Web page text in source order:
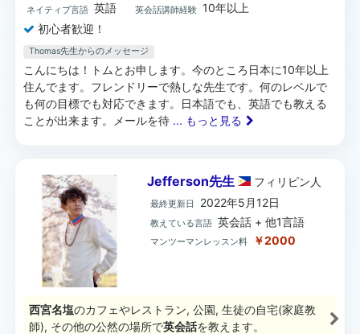
ネイティブ言語 英語 英会話講師経験 10年以上
初心者歓迎！
Thomas先生からのメッセージ
こんにちは！トムとお申します。今のところ日本に10年以上
住んでます。フレンドリーで熱しな先生です。何のレベルで
も何の目標でも対応できます。日本語でも、英語でも教える
ことが出来ます。メールを待 ... もっと見る
Jefferson先生 フィリピン 人
最終更新日 2022年5月12日
教えている言語 英会話 + 他1言語
マンツーマンレッスン料 ￥2000
西宮名塩のカフェやレストラン, 公園, 生徒の自宅(家庭教
師), その他の公然の場所で英会話を教えます。